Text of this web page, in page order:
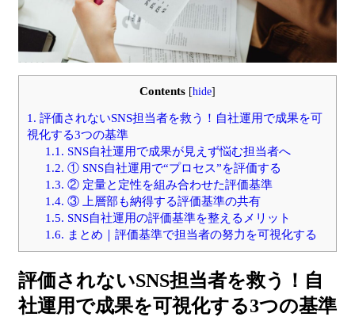
Contents [hide]
1. 評価されないSNS担当者を救う！自社運用で成果を可
視化する3つの基準
1.1. SNS自社運用で成果が見えず悩む担当者へ
1.2. ① SNS自社運用で“プロセス”を評価する
1.3. ② 定量と定性を組み合わせた評価基準
1.4. ③ 上層部も納得する評価基準の共有
1.5. SNS自社運用の評価基準を整えるメリット
1.6. まとめ｜評価基準で担当者の努力を可視化する
評価されないSNS担当者を救う！自
社運用で成果を可視化する3つの基準